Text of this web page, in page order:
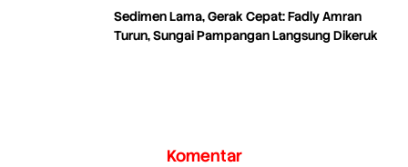
Sedimen Lama, Gerak Cepat: Fadly Amran
Turun, Sungai Pampangan Langsung Dikeruk
Komentar